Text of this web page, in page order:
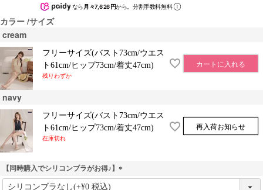
なら 月々7,626円から。分割手数料無料
カラー サイズ
cream
フリーサイズ(バスト73cm/ウエス
ト61cm/ヒップ73cm/着丈47cm)
残りわずか
カートに入れる
navy
フリーサイズ(バスト73cm/ウエス
ト61cm/ヒップ73cm/着丈47cm)
在庫切れ
再入荷お知らせ
【同時購入でシリコンブラがお得♪】
(